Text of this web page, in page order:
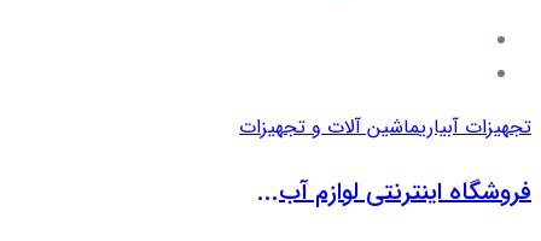
تجهیزات آبیاریماشین آلات و تجهیزات
فروشگاه اینترنتی لوازم آب...